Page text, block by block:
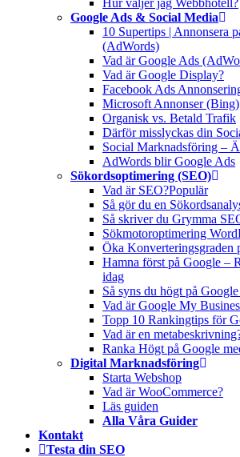
Hur väljer jag Webbhotell?
Google Ads & Social Media
10 Supertips | Annonsera
(AdWords)
Vad är Google Ads
Vad är Google Display?
Facebook Ads
Microsoft Annonser (Bing)
Organisk vs. Betald Trafik
Därför misslyckas din
Social Marknadsföring –
AdWords blir Google Ads
Sökordsoptimering (SEO)
Vad är SEO?Populär
Så gör du en
Så skriver du Grymma
Sökmotoroptimering
Öka Konverteringsgraden
Hamna först på Google –
idag
Så syns du högt på
Vad är Google My
Topp 10 Rankingtips för
Vad är en
Ranka Högt på Google
Digital Marknadsföring
Starta Webshop
Vad är WooCommerce?
Läs guiden
Alla Våra Guider
Kontakt
Testa din SEO